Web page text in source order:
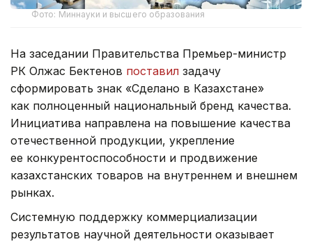
Фото: Миннауки и высшего образования
На заседании Правительства Премьер-министр
РК Олжас Бектенов поставил задачу
сформировать знак «Сделано в Казахстане»
как полноценный национальный бренд качества.
Инициатива направлена на повышение качества
отечественной продукции, укрепление
ее конкурентоспособности и продвижение
казахстанских товаров на внутреннем и внешнем
рынках.
Системную поддержку коммерциализации
результатов научной деятельности оказывает